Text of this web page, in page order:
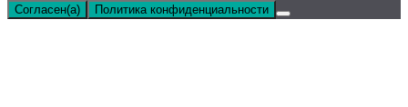
Согласен(а) Политика конфиденциальности